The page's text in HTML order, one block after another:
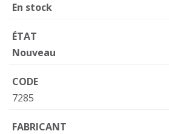
En stock
ÉTAT
Nouveau
CODE
7285
FABRICANT